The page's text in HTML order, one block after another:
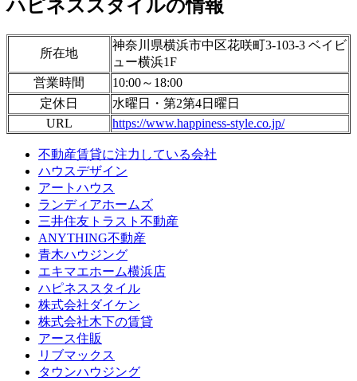
ハピネススタイルの情報
所在地
神奈川県横浜市中区花咲町3-103-3 ベイビ
ュー横浜1F
営業時間
10:00～18:00
定休日
水曜日・第2第4日曜日
URL
https://www.happiness-style.co.jp/
不動産賃貸に注力している会社
ハウスデザイン
アートハウス
ランディアホームズ
三井住友トラスト不動産
ANYTHING不動産
青木ハウジング
エキマエホーム横浜店
ハピネススタイル
株式会社ダイケン
株式会社木下の賃貸
アース住販
リブマックス
タウンハウジング